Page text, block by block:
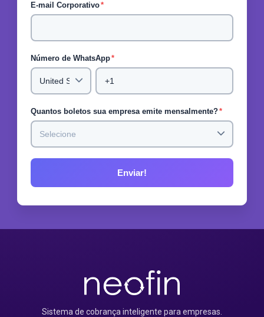
E-mail Corporativo*
Número de WhatsApp*
Quantos boletos sua empresa emite mensalmente?*
Sistema de cobrança inteligente para empresas.